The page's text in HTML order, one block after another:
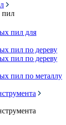
пил
пил для
пил по дереву
пил по дереву
пил по металлу